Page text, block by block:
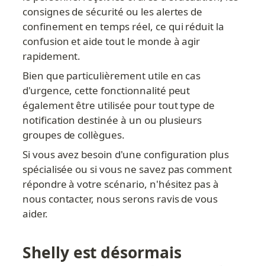
consignes de sécurité ou les alertes de
confinement en temps réel, ce qui réduit la
confusion et aide tout le monde à agir
rapidement.
Bien que particulièrement utile en cas
d'urgence, cette fonctionnalité peut
également être utilisée pour tout type de
notification destinée à un ou plusieurs
groupes de collègues.
Si vous avez besoin d'une configuration plus
spécialisée ou si vous ne savez pas comment
répondre à votre scénario, n'hésitez pas à
nous contacter, nous serons ravis de vous
aider.
Shelly est désormais